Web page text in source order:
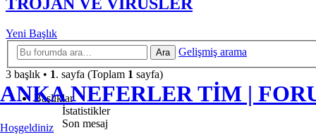
ANKA NEFERLER TİM |
Hoşgeldiniz
Yeni Başlık
Ara
Gelişmiş arama
3 başlık • 1. sayfa (Toplam 1 sayfa)
Başlıklar
İstatistikler
Son mesaj